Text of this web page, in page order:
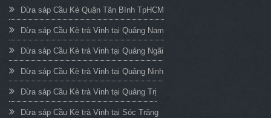
Dừa sáp Cầu Kè Quận Tân Bình TpHCM
Dừa sáp Cầu Kè trà Vinh tại Quảng Nam
Dừa sáp Cầu Kè trà Vinh tại Quảng Ngãi
Dừa sáp Cầu Kè trà Vinh tại Quảng Ninh
Dừa sáp Cầu Kè trà Vinh tại Quảng Trị
Dừa sáp Cầu Kè trà Vinh tại Sóc Trăng